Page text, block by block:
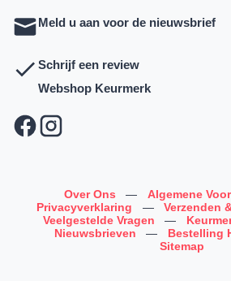
Meld u aan voor de nieuwsbrief
Schrijf een review
Webshop Keurmerk
Over Ons — Algemene
Privacyverklaring
— Verzenden
Veelgestelde Vragen
—
Nieuwsbrieven
— Bestelling
Sitemap